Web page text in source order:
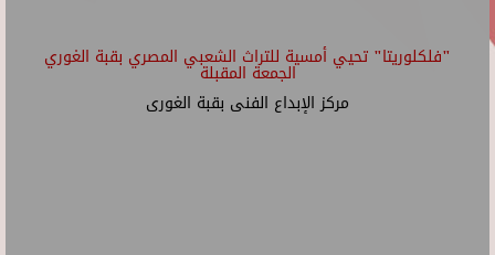
"فلكلوريتا" تحيي أمسية للتراث الشعبي المصري بقبة الغوري
الجمعة المقبلة
مركز الإبداع الفنى بقبة الغورى